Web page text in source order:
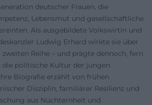
deutscher Frauen, die
Lebensmut und gesellschaftliche
Als ausgebildete Volkswirtin und
Ludwig Erhard wirkte sie über
Reihe – und prägte dennoch, fern
die politische Kultur der jungen
Biografie erzählt von frühen
Disziplin, familiärer Resilienz und
aus Nüchternheit und